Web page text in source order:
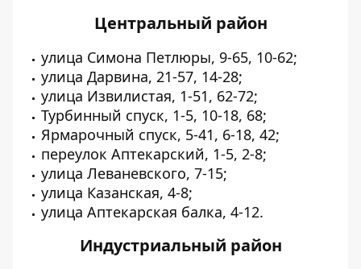
Центральный район
улица Симона Петлюры, 9-65, 10-62;
улица Дарвина, 21-57, 14-28;
улица Извилистая, 1-51, 62-72;
Турбинный спуск, 1-5, 10-18, 68;
Ярмарочный спуск, 5-41, 6-18, 42;
переулок Аптекарский, 1-5, 2-8;
улица Леваневского, 7-15;
улица Казанская, 4-8;
улица Аптекарская балка, 4-12.
Индустриальный район